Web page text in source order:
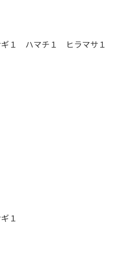
１ ハマチ１ ヒラマサ１
１